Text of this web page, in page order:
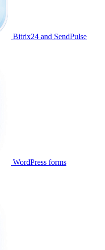
Bitrix24 and SendPulse
WordPress forms